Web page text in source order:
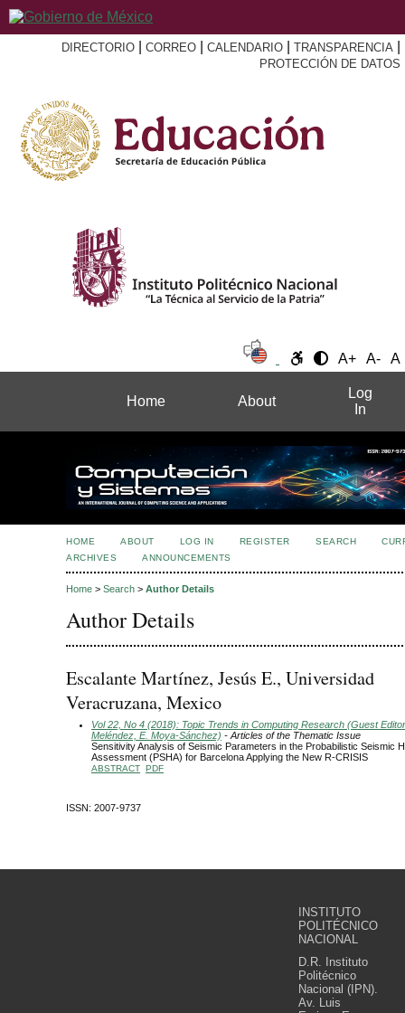
DIRECTORIO CORREO CALENDARIO TRANSPARENCIA
PROTECCIÓN DE DATOS
A+ A- A
Home About
Log
In
HOME ABOUT LOG IN REGISTER SEARCH
ARCHIVES
ANNOUNCEMENTS
Home > Search > Author Details
Author Details
Escalante Martínez, Jesús E., Universidad
Veracruzana, Mexico
Vol 22, No 4 (2018): Topic Trends in Computing Research (Guest
Meléndez, E. Moya-Sánchez) - Articles of the Thematic Issue
Sensitivity Analysis of Seismic Parameters in the Probabilistic Seismic
Assessment (PSHA) for Barcelona Applying the New R-CRISIS
ABSTRACT PDF
ISSN: 2007-9737
INSTITUTO
POLITÉCNICO
NACIONAL
D.R. Instituto
Politécnico
Nacional (IPN).
Av. Luis